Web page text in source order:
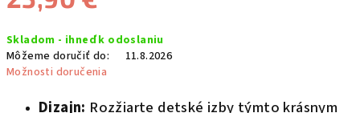
cena:
Skladom - ihneď k odoslaniu
Môžeme doručiť do:
11.8.2026
Možnosti doručenia
Dizajn: Rozžiarte detské izby týmto krásnym